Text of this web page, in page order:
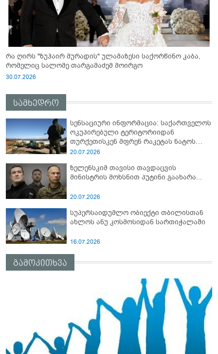
რა ღირს "ზუჰაირ მურადის" ულამაზესი საქორწინო კაბა,
რომელიც სალომე თარგამაძემ მოირგო
30.07.2026
სამხედრო
სენსაციური ინფორმაცია: საქართველოს
ოკუპირებული ტერიტორიიდან
თურქეთისკენ მფრენ რაკეტას ნატოს
სამიტი კინაღამ ჩაუშლია
20.07.2026
ზელენსკიმ თავისი თავდაცვის
მინისტრის მოხსნით პუტინი გაახარა...
20.07.2026
სუპერსაიდუმლო ობიექტი თბილისთან
ახლოს ანუ კოსმოსიდან სართიჭალაში
16.07.2026
გამოკითხვა